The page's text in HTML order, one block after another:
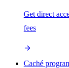
Get direct
fees
Caché